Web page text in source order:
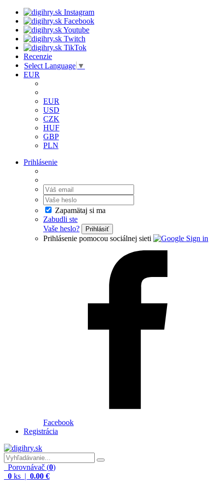
Recenzie
Select Language ▼
EUR
EUR
USD
CZK
HUF
GBP
PLN
Prihlásenie
Zapamätaj si ma
Zabudli ste
Vaše heslo?
Prihlásiť
Prihlásenie pomocou sociálnej sieti
Facebook
Registrácia
Porovnávač (0)
0 ks | 0.00 €